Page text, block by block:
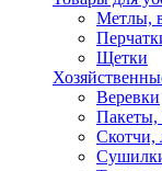
Метлы,
Щетки
Веревки
Скотчи,